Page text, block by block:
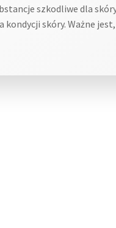
szkodliwe dla
skóry. Ważne